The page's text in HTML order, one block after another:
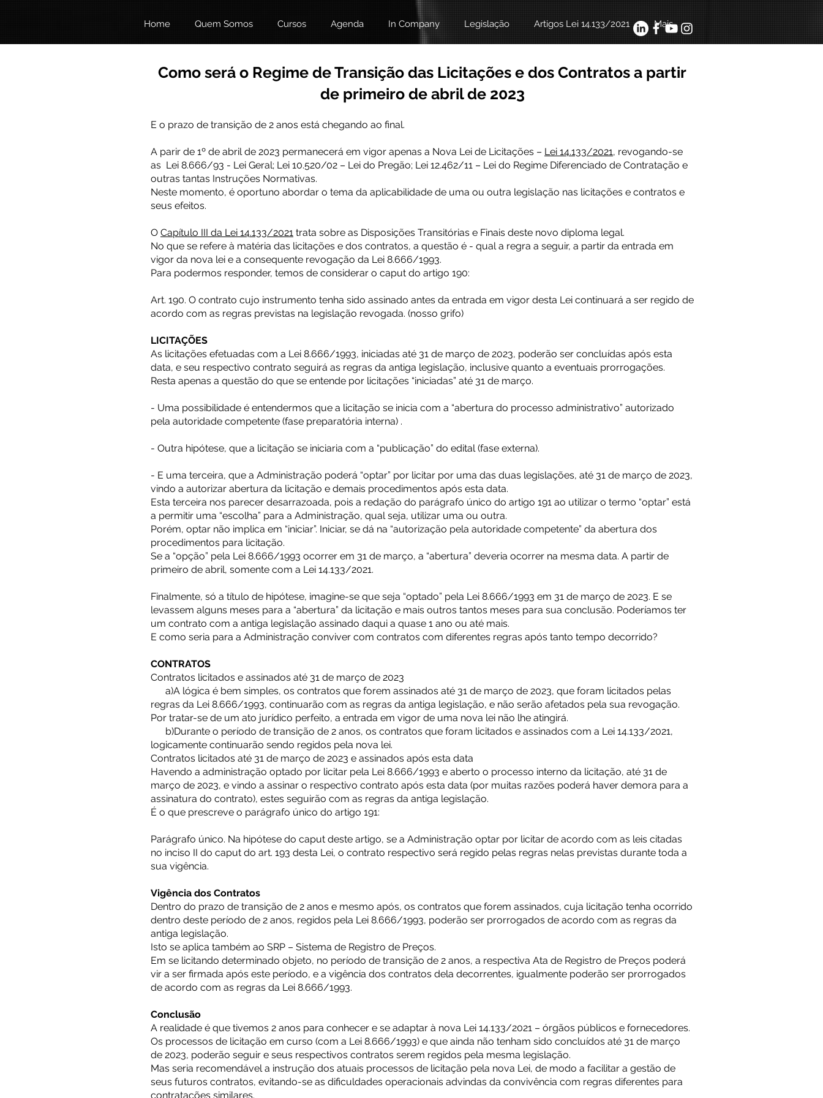
Home Quem Somos Cursos Agenda In Company Legislação Artigos Lei 14.133/2021 Mais
Como será o Regime de Transição das Licitações e dos Contratos a partir
de primeiro de abril de 2023
E o prazo de transição de 2 anos está chegando ao final.
A parir de 1º de abril de 2023 permanecerá em vigor apenas a Nova Lei de Licitações – Lei 14.133/2021, revogando-se
as Lei 8.666/93 - Lei Geral; Lei 10.520/02 – Lei do Pregão; Lei 12.462/11 – Lei do Regime Diferenciado de Contratação e
outras tantas Instruções Normativas.
Neste momento, é oportuno abordar o tema da aplicabilidade de uma ou outra legislação nas licitações e contratos e
seus efeitos.
O Capítulo III da Lei 14.133/2021 trata sobre as Disposições Transitórias e Finais deste novo diploma legal.
No que se refere à matéria das licitações e dos contratos, a questão é - qual a regra a seguir, a partir da entrada em
vigor da nova lei e a consequente revogação da Lei 8.666/1993.
Para podermos responder, temos de considerar o caput do artigo 190:
Art. 190. O contrato cujo instrumento tenha sido assinado antes da entrada em vigor desta Lei continuará a ser regido de
acordo com as regras previstas na legislação revogada. (nosso grifo)
LICITAÇÕES
As licitações efetuadas com a Lei 8.666/1993, iniciadas até 31 de março de 2023, poderão ser concluídas após esta
data, e seu respectivo contrato seguirá as regras da antiga legislação, inclusive quanto a eventuais prorrogações.
Resta apenas a questão do que se entende por licitações “iniciadas” até 31 de março.
- Uma possibilidade é entendermos que a licitação se inicia com a “abertura do processo administrativo” autorizado
pela autoridade competente (fase preparatória interna) .
- Outra hipótese, que a licitação se iniciaria com a “publicação” do edital (fase externa).
- E uma terceira, que a Administração poderá “optar” por licitar por uma das duas legislações, até 31 de março de 2023,
vindo a autorizar abertura da licitação e demais procedimentos após esta data.
Esta terceira nos parecer desarrazoada, pois a redação do parágrafo único do artigo 191 ao utilizar o termo “optar” está
a permitir uma “escolha” para a Administração, qual seja, utilizar uma ou outra.
Porém, optar não implica em “iniciar”. Iniciar, se dá na “autorização pela autoridade competente” da abertura dos
procedimentos para licitação.
Se a “opção” pela Lei 8.666/1993 ocorrer em 31 de março, a “abertura” deveria ocorrer na mesma data. A partir de
primeiro de abril, somente com a Lei 14.133/2021.
Finalmente, só a título de hipótese, imagine-se que seja “optado” pela Lei 8.666/1993 em 31 de março de 2023. E se
levassem alguns meses para a “abertura” da licitação e mais outros tantos meses para sua conclusão. Poderíamos ter
um contrato com a antiga legislação assinado daqui a quase 1 ano ou até mais.
E como seria para a Administração conviver com contratos com diferentes regras após tanto tempo decorrido?
CONTRATOS
Contratos licitados e assinados até 31 de março de 2023
a)A lógica é bem simples, os contratos que forem assinados até 31 de março de 2023, que foram licitados pelas
regras da Lei 8.666/1993, continuarão com as regras da antiga legislação, e não serão afetados pela sua revogação.
Por tratar-se de um ato jurídico perfeito, a entrada em vigor de uma nova lei não lhe atingirá.
b)Durante o período de transição de 2 anos, os contratos que foram licitados e assinados com a Lei 14.133/2021,
logicamente continuarão sendo regidos pela nova lei.
Contratos licitados até 31 de março de 2023 e assinados após esta data
Havendo a administração optado por licitar pela Lei 8.666/1993 e aberto o processo interno da licitação, até 31 de
março de 2023, e vindo a assinar o respectivo contrato após esta data (por muitas razões poderá haver demora para a
assinatura do contrato), estes seguirão com as regras da antiga legislação.
É o que prescreve o parágrafo único do artigo 191:
Parágrafo único. Na hipótese do caput deste artigo, se a Administração optar por licitar de acordo com as leis citadas
no inciso II do caput do art. 193 desta Lei, o contrato respectivo será regido pelas regras nelas previstas durante toda a
sua vigência.
Vigência dos Contratos
Dentro do prazo de transição de 2 anos e mesmo após, os contratos que forem assinados, cuja licitação tenha ocorrido
dentro deste período de 2 anos, regidos pela Lei 8.666/1993, poderão ser prorrogados de acordo com as regras da
antiga legislação.
Isto se aplica também ao SRP – Sistema de Registro de Preços.
Em se licitando determinado objeto, no período de transição de 2 anos, a respectiva Ata de Registro de Preços poderá
vir a ser firmada após este período, e a vigência dos contratos dela decorrentes, igualmente poderão ser prorrogados
de acordo com as regras da Lei 8.666/1993.
Conclusão
A realidade é que tivemos 2 anos para conhecer e se adaptar à nova Lei 14.133/2021 – órgãos públicos e fornecedores.
Os processos de licitação em curso (com a Lei 8.666/1993) e que ainda não tenham sido concluídos até 31 de março
de 2023, poderão seguir e seus respectivos contratos serem regidos pela mesma legislação.
Mas seria recomendável a instrução dos atuais processos de licitação pela nova Lei, de modo a facilitar a gestão de
seus futuros contratos, evitando-se as dificuldades operacionais advindas da convivência com regras diferentes para
contratações similares.